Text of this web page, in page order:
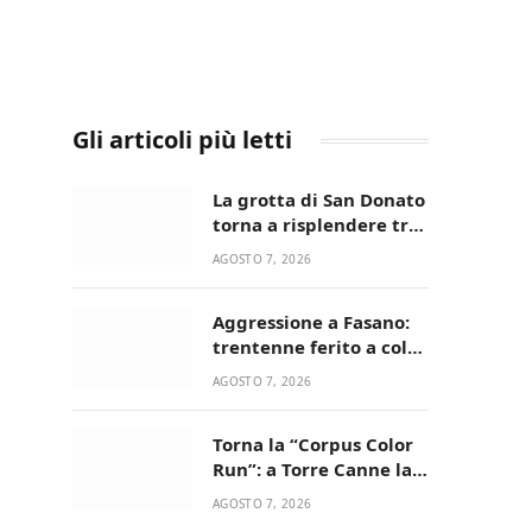
Gli articoli più letti
La grotta di San Donato
torna a risplendere tra
fede, natura e
AGOSTO 7, 2026
Aggressione a Fasano:
trentenne ferito a colpi
di pistola in casa
AGOSTO 7, 2026
Torna la “Corpus Color
Run”: a Torre Canne la
corsa più allegra e
AGOSTO 7, 2026